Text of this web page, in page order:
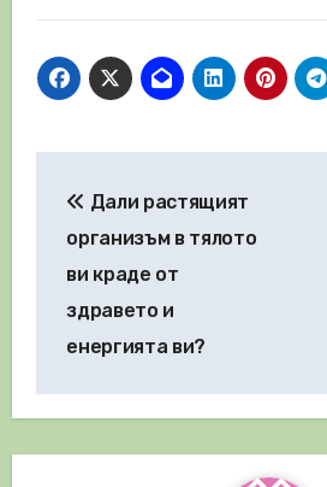
Дали растящият
организъм в тялото
ви краде от
здравето и
енергията ви?